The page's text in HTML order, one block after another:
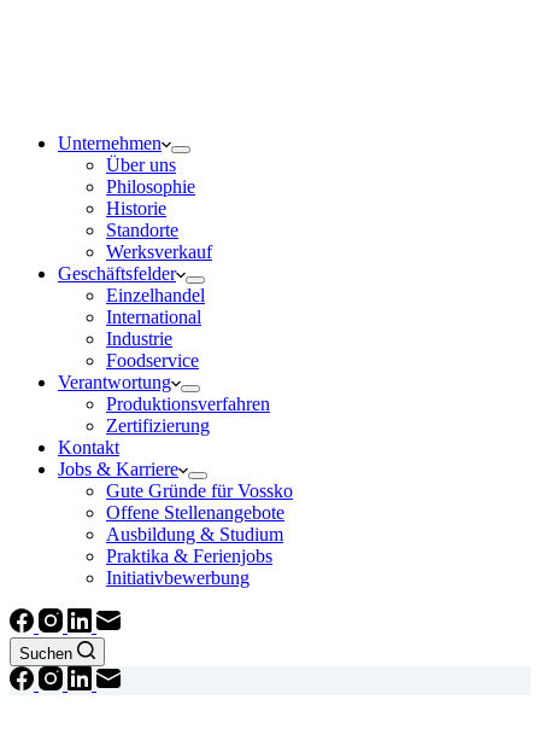
Unternehmen
Über uns
Philosophie
Historie
Standorte
Werksverkauf
Geschäftsfelder
Einzelhandel
International
Industrie
Foodservice
Verantwortung
Produktionsverfahren
Zertifizierung
Kontakt
Jobs & Karriere
Gute Gründe für Vossko
Offene Stellenangebote
Ausbildung & Studium
Praktika & Ferienjobs
Initiativbewerbung
Suchen